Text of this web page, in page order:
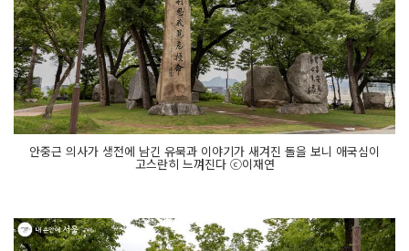
안중근 의사가 생전에 남긴 유묵과 이야기가 새겨진 돌을 보니 애국심이
고스란히 느껴진다 ⓒ이재연